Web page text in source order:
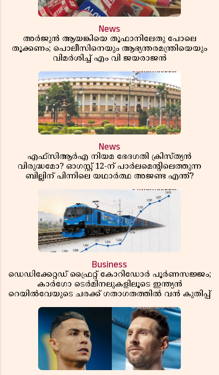
News
അർജുൻ ആയങ്കിയെ തൂഫാനിലേതു പോലെ
തൂക്കണം; പൊലീസിനെയും ആഭ്യന്തരമന്ത്രിയെയും
വിമർശിച്ച് എം വി ജയരാജൻ
News
എഫ്സിആർഎ നിയമ ഭേദഗതി ക്രിസ്ത്യൻ
വിരുദ്ധമോ? ഓഗസ്റ്റ് 12-ന് പാർലമെന്റിലെത്തുന്ന
ബില്ലിന് പിന്നിലെ യഥാർത്ഥ അജണ്ട എന്ത്?
Business
ഡെഡിക്കേറ്റഡ് ഫ്രൈറ്റ് കോറിഡോർ പൂർണസജ്ജം;
കാർഗോ ടെർമിനലുകളിലൂടെ ഇന്ത്യൻ
റെയിൽവേയുടെ ചരക്ക് ഗതാഗതത്തിൽ വൻ കുതിപ്പ്